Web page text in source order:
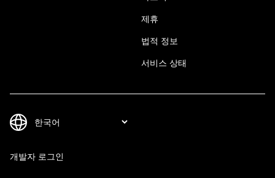
제휴
법적 정보
서비스 상태
개발자 로그인